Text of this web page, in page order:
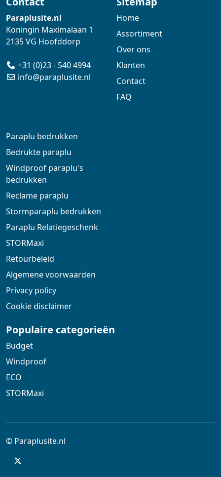
Paraplusite.nl
Koningin Maximalaan 1
2135 VG Hoofddorp
+31 (0)23 - 540 4994
info@paraplusite.nl
Home
Assortiment
Over ons
Klanten
Contact
FAQ
Paraplu bedrukken
Bedrukte paraplu
Windproof paraplu's
bedrukken
Reclame paraplu
Stormparaplu bedrukken
Paraplu Relatiegeschenk
STORMaxi
Retourbeleid
Algemene voorwaarden
Privacy policy
Cookie disclaimer
Populaire categorieën
Budget
Windproof
ECO
STORMaxi
© Paraplusite.nl